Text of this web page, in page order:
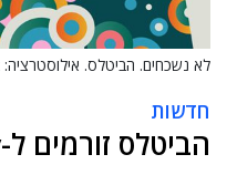
לא נשכחים. הביטלס. אילוסטרציה: BigStock
חדשות
הביטלס זורמים ל-Spotify, ובגדול